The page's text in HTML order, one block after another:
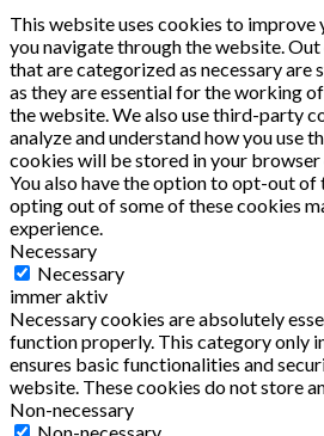
This website uses cookies to improve
you navigate through the website.
that are categorized as necessary are
as they are essential for the working
the website. We also use third-party
analyze and understand how you use
cookies will be stored in your browser
You also have the option to opt-out of
opting out of some of these cookies
experience.
Necessary
Necessary
immer aktiv
Necessary cookies are absolutely
function properly. This category only
ensures basic functionalities and
website. These cookies do not store
Non-necessary
Non-necessary